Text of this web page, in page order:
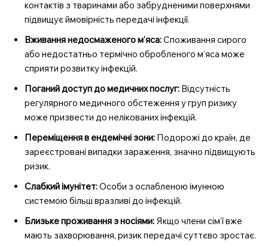
контактів з тваринами або забрудненими поверхнями
підвищує ймовірність передачі інфекції.
Вживання недосмаженого м’яса:Споживання сирого
або недостатньо термічно обробленого м’яса може
сприяти розвитку інфекцій.
Поганий доступ до медичних послуг: Відсутність
регулярного медичного обстеження у груп ризику
може призвести до нелікованих інфекцій.
Переміщення в ендемічні зони: Подорожі до країн, де
зареєстровані випадки зараження, значно підвищують
ризик.
Слабкий імунітет:Особи з ослабленою імунною
системою більш вразливі до інфекцій.
Близьке проживання з носіями: Якщо члени сім’ї вже
мають захворювання, ризик передачі суттєво зростає.